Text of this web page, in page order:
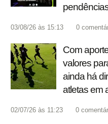
03/08/26 às 15:13 0
Com
valores
ainda há
atletas em
02/07/26 às 11:23 0